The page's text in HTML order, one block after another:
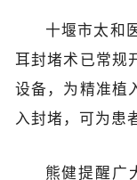
十堰市太和
耳封堵术已常规
设备，为精准植
入封堵，可为患
熊健提醒广